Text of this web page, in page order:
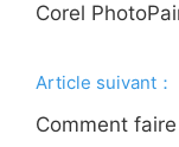
Corel
Article suivant：
Comment